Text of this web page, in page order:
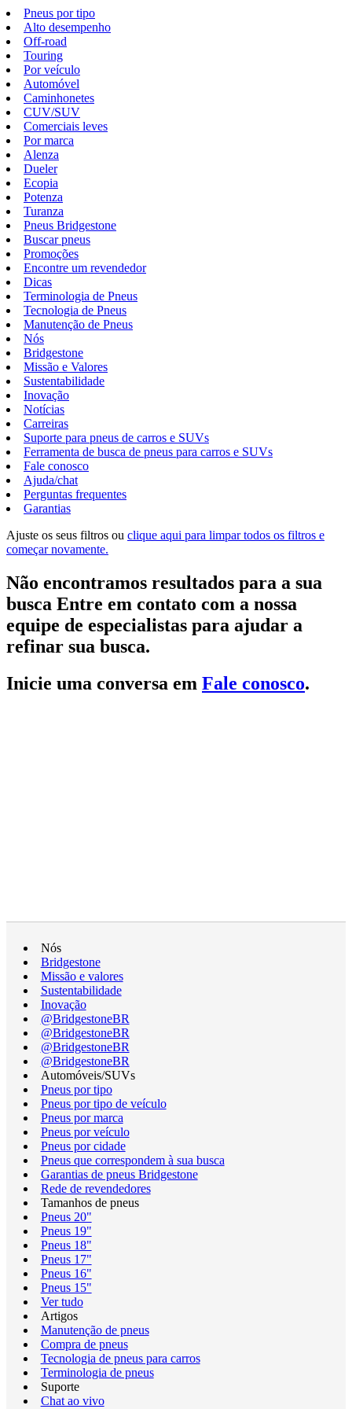
Pneus por tipo
Alto desempenho
Off-road
Touring
Por veículo
Automóvel
Caminhonetes
CUV/SUV
Comerciais leves
Por marca
Alenza
Dueler
Ecopia
Potenza
Turanza
Pneus Bridgestone
Buscar pneus
Promoções
Encontre um revendedor
Dicas
Terminologia de Pneus
Tecnologia de Pneus
Manutenção de Pneus
Nós
Bridgestone
Missão e Valores
Sustentabilidade
Inovação
Notícias
Carreiras
Suporte para pneus de carros e SUVs
Ferramenta de busca de pneus para carros e SUVs
Fale conosco
Ajuda/chat
Perguntas frequentes
Garantias
Ajuste os seus filtros ou clique aqui para limpar todos os filtros e
começar novamente.
Não encontramos resultados para a sua
busca Entre em contato com a nossa
equipe de especialistas para ajudar a
refinar sua busca.
Inicie uma conversa em Fale conosco.
Nós
Bridgestone
Missão e valores
Sustentabilidade
Inovação
@BridgestoneBR
@BridgestoneBR
@BridgestoneBR
@BridgestoneBR
Automóveis/SUVs
Pneus por tipo
Pneus por tipo de veículo
Pneus por marca
Pneus por veículo
Pneus por cidade
Pneus que correspondem à sua busca
Garantias de pneus Bridgestone
Rede de revendedores
Tamanhos de pneus
Pneus 20"
Pneus 19"
Pneus 18"
Pneus 17"
Pneus 16"
Pneus 15"
Ver tudo
Artigos
Manutenção de pneus
Compra de pneus
Tecnologia de pneus para carros
Terminologia de pneus
Suporte
Chat ao vivo